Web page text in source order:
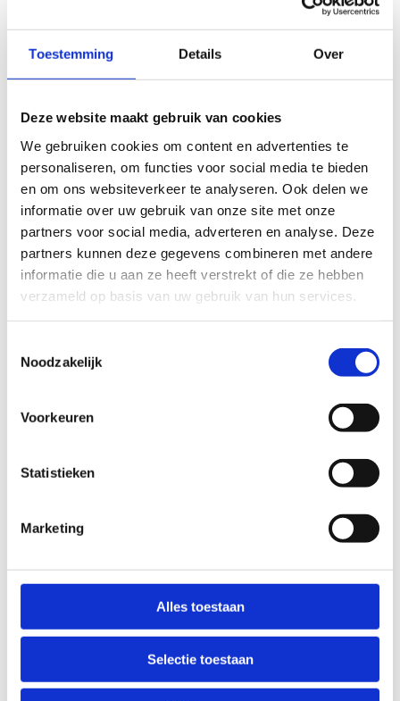
Toestemming Details Over
Deze website maakt gebruik van cookies
We gebruiken cookies om content en advertenties te
personaliseren, om functies voor social media te bieden
en om ons websiteverkeer te analyseren. Ook delen we
informatie over uw gebruik van onze site met onze
partners voor social media, adverteren en analyse. Deze
partners kunnen deze gegevens combineren met andere
informatie die u aan ze heeft verstrekt of die ze hebben
verzameld op basis van uw gebruik van hun services.
Noodzakelijk
Voorkeuren
Statistieken
Marketing
Alles toestaan
Selectie toestaan
Een duidelijke uitleg over de werking van
onze lessenreeks
Informatie over de verschillende niveaus en
De mogelijkheid om al je vragen te stellen
Deelname is volledig gratis.Inschrijven vooraf is
verplicht.
Inschrijfformulier
Maandag 7 september 2026 om 18.00 uur